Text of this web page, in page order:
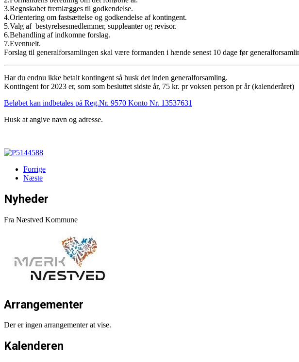
3.Regnskabet fremlægges til godkendelse.
4.Orientering om fastsættelse og godkendelse af kontingent.
5.Valg af bestyrelsesmedlemmer, suppleanter og revisor.
6.Behandling af indkomne forslag.
7.Eventuelt.
Forslag til generalforsamlingen skal være formanden i hænde senest 10 dage før
Har du endnu ikke betalt kontingent så husk det inden generalforsamling.
Kontingent for 2023 er, som som besluttet sidste år, 75 kr. pr voksen person pr år (kalenderåret)
Beløbet kan indbetales på Reg.Nr. 9570 Konto Nr. 13537631
Husk at angive navn og adresse.
Forrige
Næste
Nyheder
Fra Næstved Kommune
Arrangementer
Der er ingen arrangementer at vise.
Kalenderen